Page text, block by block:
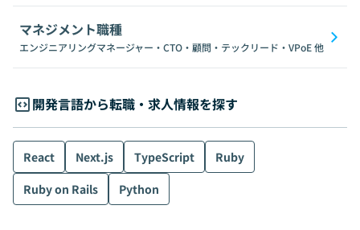
マネジメント職種
エンジニアリングマネージャー・CTO・顧問・テックリード・VPoE他
開発言語から転職・求人情報を探す
React Next.js TypeScript
Ruby
Ruby on Rails
Python